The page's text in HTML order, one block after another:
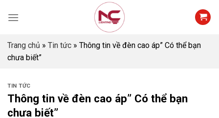
Trang chủ » Tin tức » Thông tin về đèn cao áp” Có thể bạn
chưa biết”
TIN TỨC
Thông tin về đèn cao áp” Có thể bạn
chưa biết”